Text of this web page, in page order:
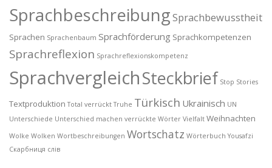
SprachbeschreibungSprachbewusstheit
Sprachen Sprachenbaum Sprachförderung Sprachkompetenzen
Sprachreflexion Sprachreflexionskompetenz
SprachvergleichSteckbrief Stop Stories
Textproduktion Total verrückt Truhe Türkisch Ukrainisch UN
Unterschiede Unterschied machen verrückte Wörter Vielfalt Weihnachten
Wolke Wolken Wortbeschreibungen Wortschatz Wörterbuch Yousafzi
Скарбниця слів